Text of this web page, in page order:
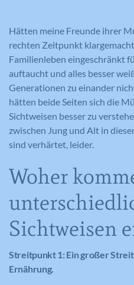
Hätten meine Freunde ihrer
rechten Zeitpunkt
Familienleben eingeschränkt
auftaucht und alles besser
Generationen zu einander
hätten beide Seiten sich die
Sichtweisen besser zu
zwischen Jung und Alt in
sind verhärtet, leider.
Woher
Sichtweisen
Streitpunkt 1: Ein großer
Ernährung.